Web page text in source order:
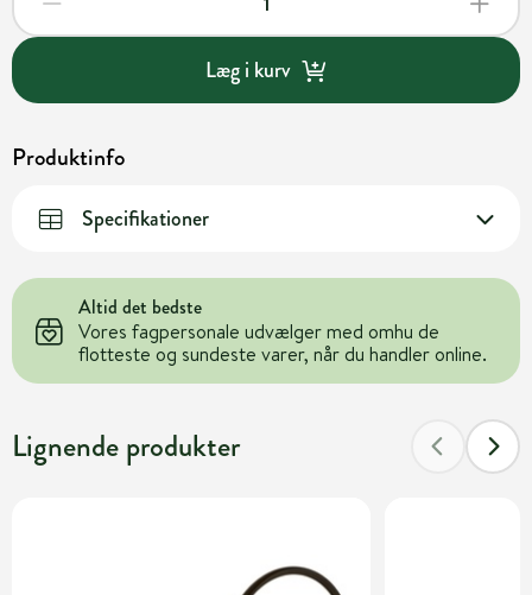
Læg i kurv
Produktinfo
Specifikationer
Altid det bedste
Vores fagpersonale udvælger med omhu de
flotteste og sundeste varer, når du handler online.
Lignende produkter